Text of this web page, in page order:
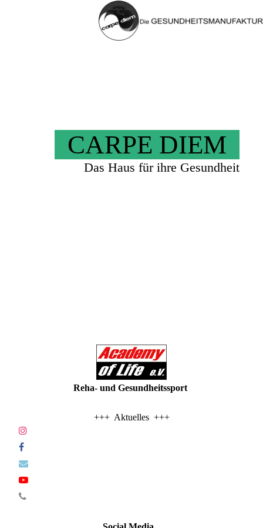
CARPE DIEM
Das Haus für ihre Gesundheit
Reha- und Gesundheitssport
+++ Aktuelles +++